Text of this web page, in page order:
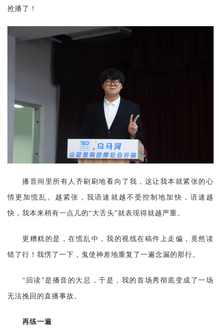
抢播了！
播音间里所有人齐刷刷地看向了我，这让我本就紧张的心
情更加慌乱。越紧张，我语速就越不受控制地加快，语速越
快，我本来稍有一点儿的“大舌头”就表现得就越严重。
更糟糕的是，在慌乱中，我的视线在稿件上走偏，竟然读
错了行！我愣了一下，鬼使神差地重复了一遍念漏的那行。
“回读”是播音的大忌，于是，我的首场秀彻底变成了一场
无法挽回的直播事故。
再练一遍